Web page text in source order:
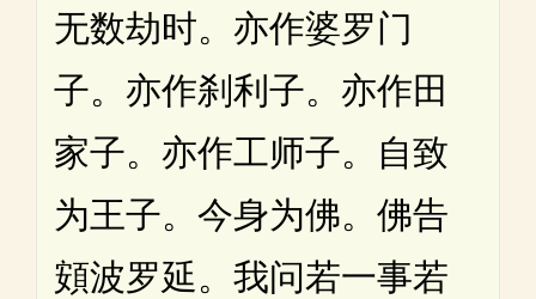
无数劫时。亦作婆罗门
子。亦作刹利子。亦作田
家子。亦作工师子。自致
为王子。今身为佛。佛告
頞波罗延。我问若一事若